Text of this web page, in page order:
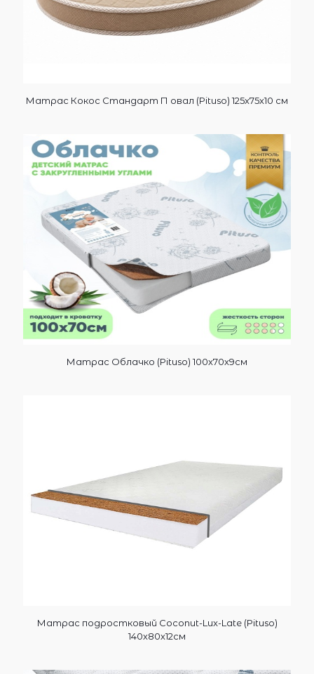
Матрас Кокос Стандарт П овал (Pituso) 125х75х10 см
Матрас Облачко (Pituso) 100х70х9см
Матрас подростковый Coconut-Lux-Late (Pituso)
140х80х12см